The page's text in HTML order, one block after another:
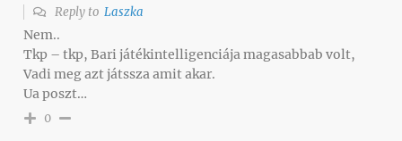
Reply to Laszka
Nem..
Tkp – tkp, Bari játékintelligenciája magasabbab volt,
Vadi meg azt játssza amit akar.
Ua poszt…
0